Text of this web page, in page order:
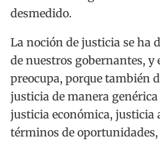
desmedido.
La noción de justicia se ha
de nuestros gobernantes, y
preocupa, porque también
justicia de manera
justicia económica,
términos de